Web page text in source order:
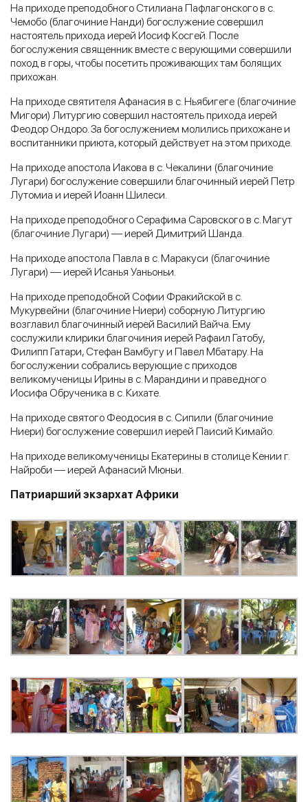
На приходе преподобного Стилиана Пафлагонского в с.
Чемобо (благочиние Нанди) богослужение совершил
настоятель прихода иерей Иосиф Косгей. После
богослужения священник вместе с верующими совершили
поход в горы, чтобы посетить проживающих там болящих
прихожан.
На приходе святителя Афанасия в с. Ньябигеге (благочиние
Мигори) Литургию совершил настоятель прихода иерей
Феодор Ондоро. За богослужением молились прихожане и
воспитанники приюта, который действует на этом приходе.
На приходе апостола Иакова в с. Чекалини (благочиние
Лугари) богослужение совершили благочинный иерей Петр
Лутомиа и иерей Иоанн Шилеси.
На приходе преподобного Серафима Саровского в с. Магут
(благочиние Лугари) — иерей Димитрий Шанда.
На приходе апостола Павла в с. Маракуси (благочиние
Лугари) — иерей Исанья Уаньоньи.
На приходе преподобной Софии Фракийской в с.
Мукурвейни (благочиние Ниери) соборную Литургию
возглавил благочинный иерей Василий Вайча. Ему
сослужили клирики благочиния иерей Рафаил Гатобу,
Филипп Гатари, Стефан Вамбугу и Павел Мбатару. На
богослужении собрались верующие с приходов
великомученицы Ирины в с. Марандини и праведного
Иосифа Обрученика в с. Кихате.
На приходе святого Феодосия в с. Сипили (благочиние
Ниери) богослужение совершил иерей Паисий Кимайо.
На приходе великомученицы Екатерины в столице Кении г.
Найроби — иерей Афанасий Мюньи.
Патриарший экзархат Африки